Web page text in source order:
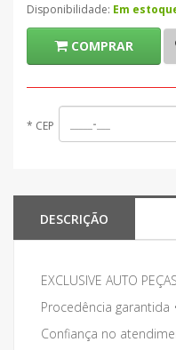
Disponibilidade: Em
COMPRAR
* CEP
DESCRIÇÃO
EXCLUSIVE AUTO
Procedência garantida
Confiança no